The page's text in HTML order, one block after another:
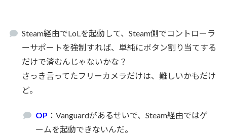
Steam経由でLoLを起動して、Steam側でコントローラ
ーサポートを強制すれば、単純にボタン割り当てする
だけで済むんじゃないかな？
さっき言ってたフリーカメラだけは、難しいかもだけ
ど。
OP ：Vanguardがあるせいで、Steam経由ではゲ
ームを起動できないんだ。